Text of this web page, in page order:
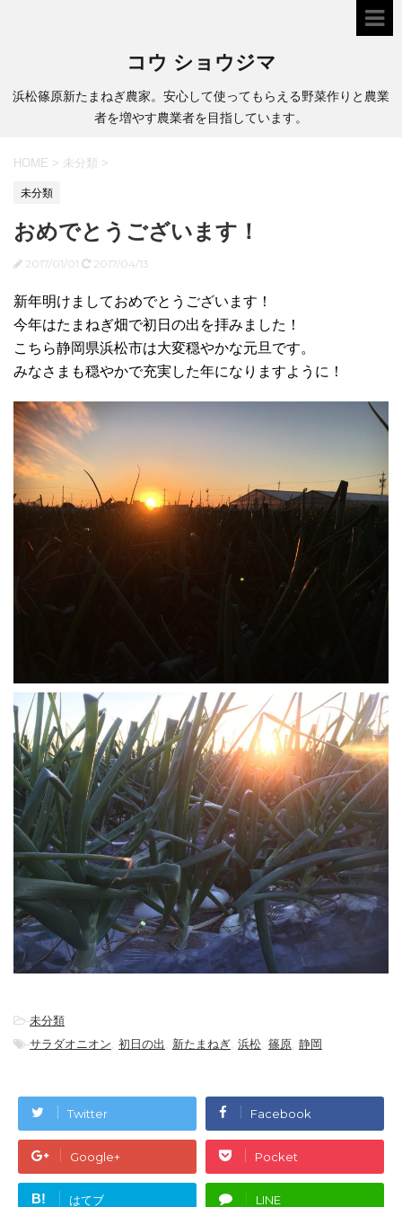
コウ ショウジマ
浜松篠原新たまねぎ農家。安心して使ってもらえる野菜作りと農業
者を増やす農業者を目指しています。
HOME > 未分類 >
未分類
おめでとうございます！
2017/01/01 2017/04/13
新年明けましておめでとうございます！
今年はたまねぎ畑で初日の出を拝みました！
こちら静岡県浜松市は大変穏やかな元旦です。
みなさまも穏やかで充実した年になりますように！
-未分類
-サラダオニオン, 初日の出 , 新たまねぎ, 浜松, 篠原, 静岡
Twitter Facebook
Google+ Pocket
B! はてブ LINE